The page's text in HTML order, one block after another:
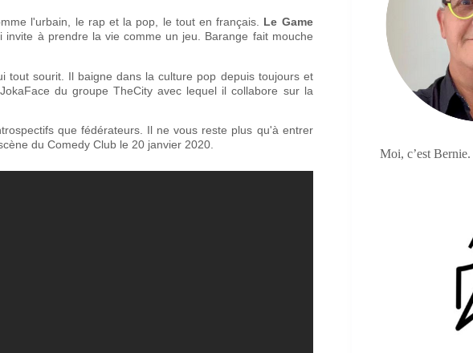
l'urbain, le rap et la pop, le tout en français. Le Game
invite à prendre la vie comme un jeu. Barange fait mouche
tout sourit. Il baigne dans la culture pop depuis toujours et
du groupe TheCity avec lequel il collabore sur la
que fédérateurs. Il ne vous reste plus qu'à entrer
du Comedy Club le 20 janvier 2020.
Moi, c’est Bernie.